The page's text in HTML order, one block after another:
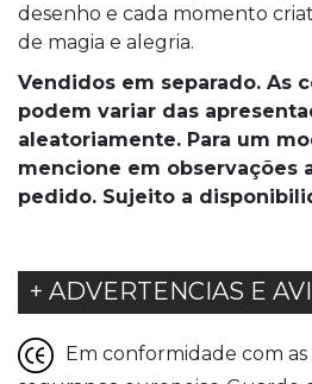
desenho e cada momento
de magia e alegria.
Vendidos em separado. As
podem variar das
aleatoriamente. Para um
mencione em observações
pedido. Sujeito a
+ ADVERTENCIAS E
Em conformidade com